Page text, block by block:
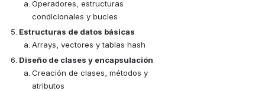
Operadores, estructuras
condicionales y bucles
Estructuras de datos básicas
Arrays, vectores y tablas hash
Diseño de clases y encapsulación
Creación de clases, métodos y
atributos